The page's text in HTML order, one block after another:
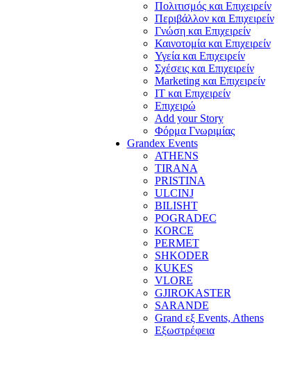
Πολιτισμός και Επιχειρείν
Περιβάλλον και Επιχειρείν
Γνώση και Επιχειρείν
Καινοτομία και Επιχειρείν
Υγεία και Επιχειρείν
Σχέσεις και Επιχειρείν
Marketing και Επιχειρείν
IT και Επιχειρείν
Επιχειρώ
Add your Story
Φόρμα Γνωριμίας
Grandex Events
ATHENS
TIRANA
PRISTINA
ULCINJ
BILISHT
POGRADEC
KORCE
PERMET
SHKODER
KUKES
VLORE
GJIROKASTER
SARANDE
Grand εξ Events, Athens
Εξωστρέφεια